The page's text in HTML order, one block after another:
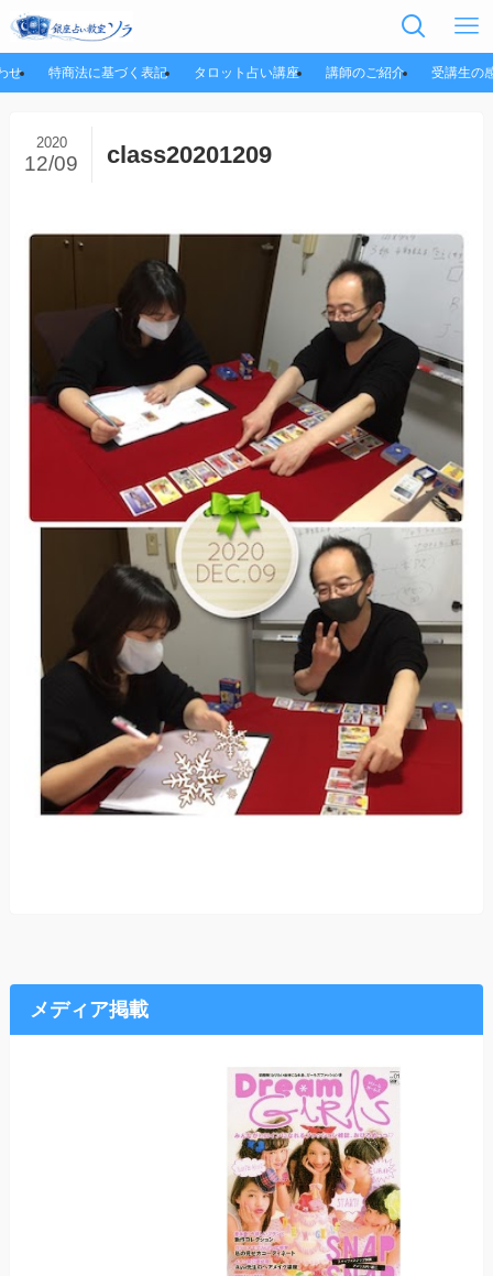
せ 特商法に基づく表記 タロット占い講座 講師のご紹介 受講生の
class20201209
2020
12/09
メディア掲載